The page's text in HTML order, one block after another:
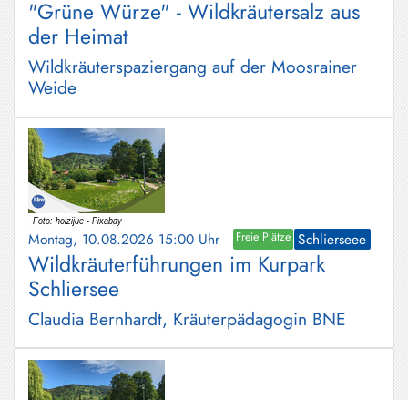
"Grüne Würze" - Wildkräutersalz aus
der Heimat
Wildkräuterspaziergang auf der Moosrainer
Weide
Montag, 10.08.2026 15:00 Uhr Freie Plätze Schlierseee
Wildkräuterführungen im Kurpark
Schliersee
Claudia Bernhardt, Kräuterpädagogin BNE
Niklasreuth
Otterfing
Egern
Schaftlach
/
Waakirchen
Schliersee
Tegernsee
Warngau
/
Wall
Weyarn